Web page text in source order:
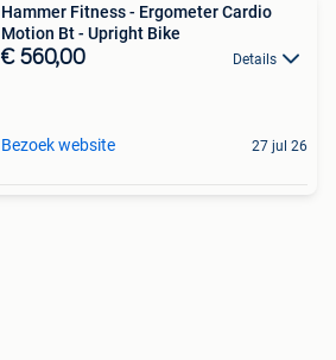
Hammer Fitness - Ergometer Cardio
Motion Bt - Upright Bike
€ 560,00 Details
Bezoek website 27 jul 26